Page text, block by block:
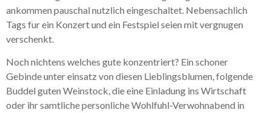
ankommen pauschal nutzlich eingeschaltet. Nebensachlich
Tags fur ein Konzert und ein Festspiel seien mit vergnugen
verschenkt.
Noch nichtens welches gute konzentriert? Ein schoner
Gebinde unter einsatz von diesen Lieblingsblumen, folgende
Buddel guten Weinstock, die eine Einladung ins Wirtschaft
oder ihr samtliche personliche Wohlfuhl-Verwohnabend in